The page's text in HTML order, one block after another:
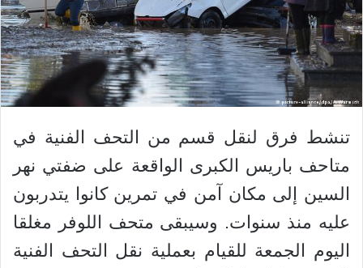
تنشط فرق لنقل قسم من التحف الفنية في
متاحف باريس الكبرى الواقعة على ضفتي نهر
السين إلى مكان آمن في تمرين كانوا يتدربون
عليه منذ سنوات. وسيبقى متحف اللوفر مغلقا
اليوم الجمعة للقيام بعملية نقل التحف الفنية